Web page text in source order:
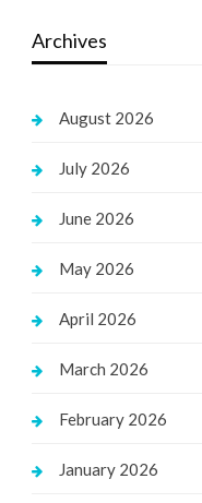
Archives
August 2026
July 2026
June 2026
May 2026
April 2026
March 2026
February 2026
January 2026